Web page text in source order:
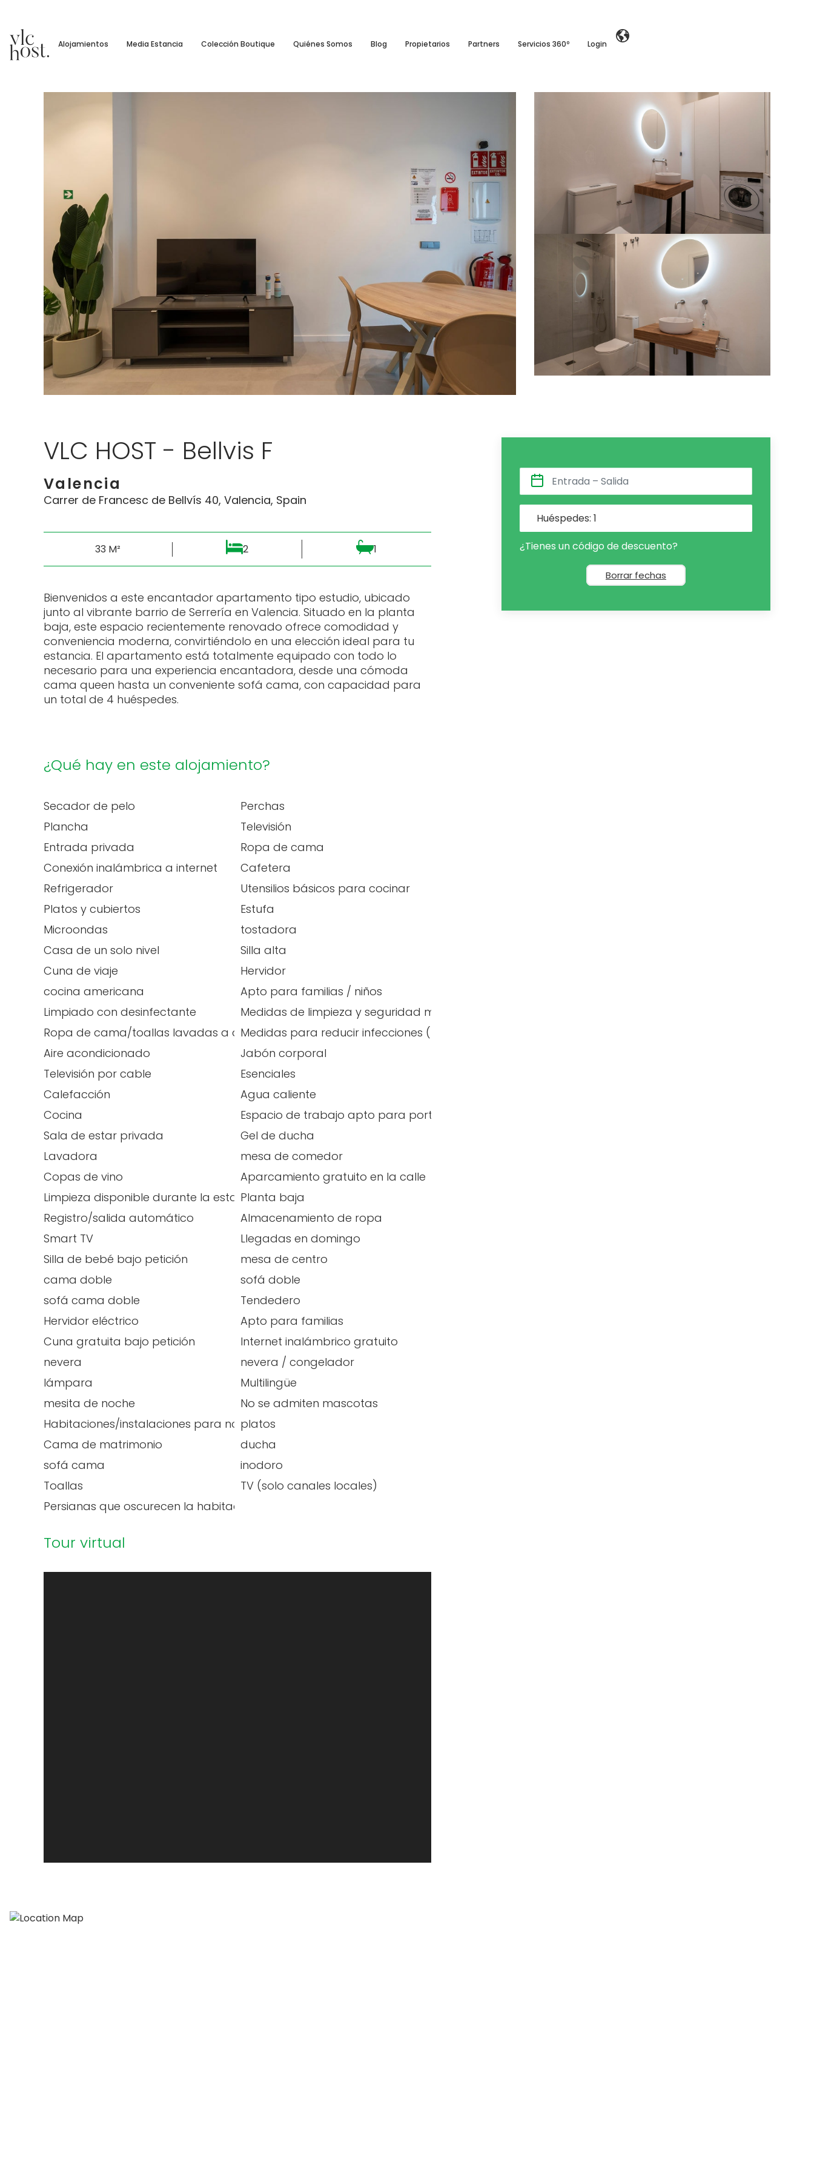
Alojamientos Media Estancia Colección Boutique Quiénes Somos Blog Propietarios Partners Servicios 360º Login
VLC HOST - Bellvis F
Valencia
Carrer de Francesc de Bellvís 40, Valencia, Spain
33 M² 2 1
Bienvenidos a este encantador apartamento tipo estudio, ubicado
junto al vibrante barrio de Serrería en Valencia. Situado en la planta
baja, este espacio recientemente renovado ofrece comodidad y
conveniencia moderna, convirtiéndolo en una elección ideal para tu
estancia. El apartamento está totalmente equipado con todo lo
necesario para una experiencia encantadora, desde una cómoda
cama queen hasta un conveniente sofá cama, con capacidad para
un total de 4 huéspedes.
¿Qué hay en este alojamiento?
Secador de pelo
Perchas
Plancha
Televisión
Entrada privada
Ropa de cama
Conexión inalámbrica a internet
Cafetera
Refrigerador
Utensilios básicos para cocinar
Platos y cubiertos
Estufa
Microondas
tostadora
Casa de un solo nivel
Silla alta
Cuna de viaje
Hervidor
cocina americana
Apto para familias / niños
Limpiado con desinfectante
Medidas de limpieza y seguridad mejoradas
Ropa de cama/toallas lavadas a alta temperaturaMedidas para reducir infecciones (España)
Aire acondicionado
Jabón corporal
Televisión por cable
Esenciales
Calefacción
Agua caliente
Cocina
Espacio de trabajo apto para portátiles
Sala de estar privada
Gel de ducha
Lavadora
mesa de comedor
Copas de vino
Aparcamiento gratuito en la calle
Limpieza disponible durante la estanciaPlanta baja
Registro/salida automático
Almacenamiento de ropa
Smart TV
Llegadas en domingo
Silla de bebé bajo petición
mesa de centro
cama doble
sofá doble
sofá cama doble
Tendedero
Hervidor eléctrico
Apto para familias
Cuna gratuita bajo petición
Internet inalámbrico gratuito
nevera
nevera / congelador
lámpara
Multilingüe
mesita de noche
No se admiten mascotas
Habitaciones/instalaciones para no fumadores
platos
Cama de matrimonio
ducha
sofá cama
inodoro
Toallas
TV (solo canales locales)
Persianas que oscurecen la habitación
Tour virtual
Huéspedes: 1
¿Tienes un código de descuento?
Borrar fechas